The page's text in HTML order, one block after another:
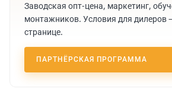
Заводская опт-цена, маркетинг,
монтажников. Условия для дилеров
странице.
ПАРТНЁРСКАЯ ПРОГРАММА